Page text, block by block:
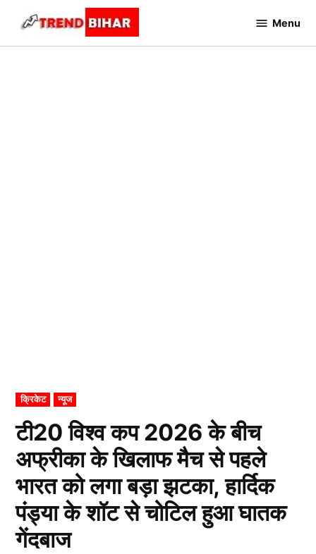
content
Bihar
Menu
POSTED
IN
क्रिकेट न्यूज
टी20 विश्व कप 2026 के बीच
अफ्रीका के खिलाफ मैच से पहले
भारत को लगा बड़ा झटका, हार्दिक
पंड्या के शॉट से चोटिल हुआ घातक
गेंदबाज